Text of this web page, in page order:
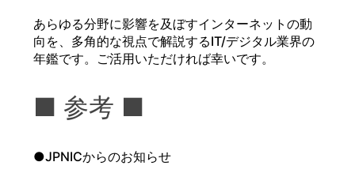
あらゆる分野に影響を及ぼすインターネットの動
向を、多角的な視点で解説するIT/デジタル業界の
年鑑です。ご活用いただければ幸いです。
■ 参考 ■
●JPNICからのお知らせ